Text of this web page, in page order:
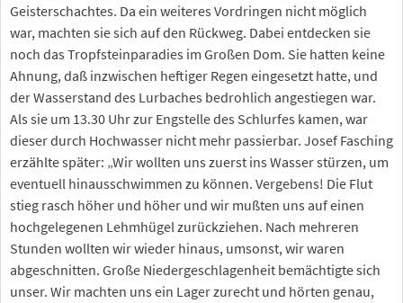
Geisterschachtes. Da ein weiteres Vordringen nicht möglich
war, machten sie sich auf den Rückweg. Dabei entdecken sie
noch das Tropfsteinparadies im Großen Dom. Sie hatten keine
Ahnung, daß inzwischen heftiger Regen eingesetzt hatte, und
der Wasserstand des Lurbaches bedrohlich angestiegen war.
Als sie um 13.30 Uhr zur Engstelle des Schlurfes kamen, war
dieser durch Hochwasser nicht mehr passierbar. Josef Fasching
erzählte später: „Wir wollten uns zuerst ins Wasser stürzen, um
eventuell hinausschwimmen zu können. Vergebens! Die Flut
stieg rasch höher und höher und wir mußten uns auf einen
hochgelegenen Lehmhügel zurückziehen. Nach mehreren
Stunden wollten wir wieder hinaus, umsonst, wir waren
abgeschnitten. Große Niedergeschlagenheit bemächtigte sich
unser. Wir machten uns ein Lager zurecht und hörten genau,